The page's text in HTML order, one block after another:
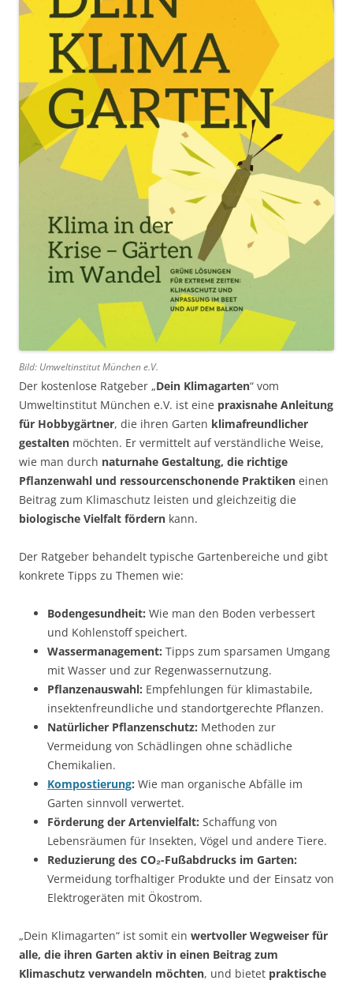
Bild: Umweltinstitut München e.V.
Der kostenlose Ratgeber „Dein Klimagarten“ vom
Umweltinstitut München e.V. ist eine praxisnahe Anleitung
für Hobbygärtner, die ihren Garten klimafreundlicher
gestalten möchten. Er vermittelt auf verständliche Weise,
wie man durch naturnahe Gestaltung, die richtige
Pflanzenwahl und ressourcenschonende Praktiken einen
Beitrag zum Klimaschutz leisten und gleichzeitig die
biologische Vielfalt fördern kann.
Der Ratgeber behandelt typische Gartenbereiche und gibt
konkrete Tipps zu Themen wie:
Bodengesundheit: Wie man den Boden verbessert
und Kohlenstoff speichert.
Wassermanagement: Tipps zum sparsamen Umgang
mit Wasser und zur Regenwassernutzung.
Pflanzenauswahl: Empfehlungen für klimastabile,
insektenfreundliche und standortgerechte Pflanzen.
Natürlicher Pflanzenschutz: Methoden zur
Vermeidung von Schädlingen ohne schädliche
Chemikalien.
Kompostierung: Wie man organische Abfälle im
Garten sinnvoll verwertet.
Förderung der Artenvielfalt: Schaffung von
Lebensräumen für Insekten, Vögel und andere Tiere.
Reduzierung des CO₂-Fußabdrucks im Garten:
Vermeidung torfhaltiger Produkte und der Einsatz von
Elektrogeräten mit Ökostrom.
„Dein Klimagarten“ ist somit ein wertvoller Wegweiser für
alle, die ihren Garten aktiv in einen Beitrag zum
Klimaschutz verwandeln möchten, und bietet praktische